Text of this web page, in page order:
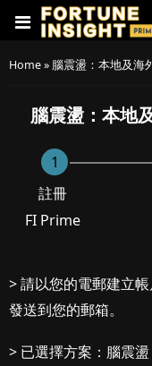
Home» 腦震盪：本地及海
腦震盪：本地
1
註冊
FI Prime
> 請以您的電郵建立
發送到您的郵箱。
> 已選擇方案：腦震